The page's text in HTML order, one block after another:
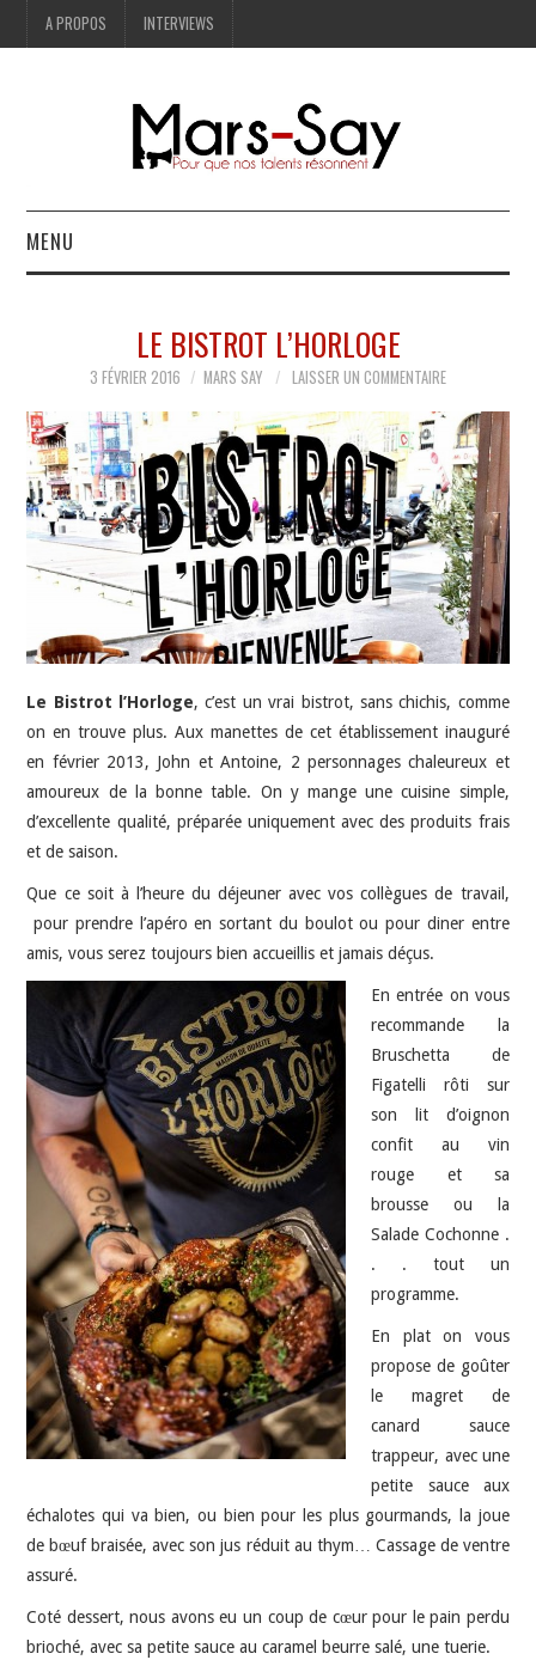
A PROPOS INTERVIEWS
MENU
LIFESTYLE
ART
HIGH-TECH
IDÉES SORTIES
INTERVIEWS
LE BISTROT L’HORLOGE
3 FÉVRIER 2016 MARS SAY LAISSER UN COMMENTAIRE
Le Bistrot l’Horloge, c’est un vrai bistrot, sans chichis, comme
on en trouve plus. Aux manettes de cet établissement inauguré
en février 2013, John et Antoine, 2 personnages chaleureux et
amoureux de la bonne table. On y mange une cuisine simple,
d’excellente qualité, préparée uniquement avec des produits frais
et de saison.
Que ce soit à l’heure du déjeuner avec vos collègues de travail,
pour prendre l’apéro en sortant du boulot ou pour diner entre
amis, vous serez toujours bien accueillis et jamais déçus.
En entrée on vous
recommande la
Bruschetta de
Figatelli rôti sur
son lit d’oignon
confit au vin
rouge et sa
brousse ou la
Salade Cochonne .
. . tout un
programme.
En plat on vous
propose de goûter
le magret de
canard sauce
trappeur, avec une
petite sauce aux
échalotes qui va bien, ou bien pour les plus gourmands, la joue
de bœuf braisée, avec son jus réduit au thym… Cassage de ventre
assuré.
Coté dessert, nous avons eu un coup de cœur pour le pain perdu
brioché, avec sa petite sauce au caramel beurre salé, une tuerie.